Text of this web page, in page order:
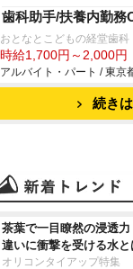
歯科助手/扶養内勤務
おとなとこどもの経堂歯科
時給1,700円～2,000円
アルバイト・パート / 東京
続き
茶葉で一目瞭然の浸透力
違いに衝撃を受ける水と
オリコンタイアップ特集